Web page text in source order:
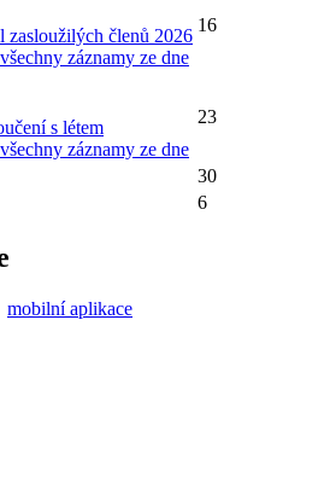
zasloužilých členů 2026
záznamy ze dne
16
s létem
záznamy ze dne
23
30
6